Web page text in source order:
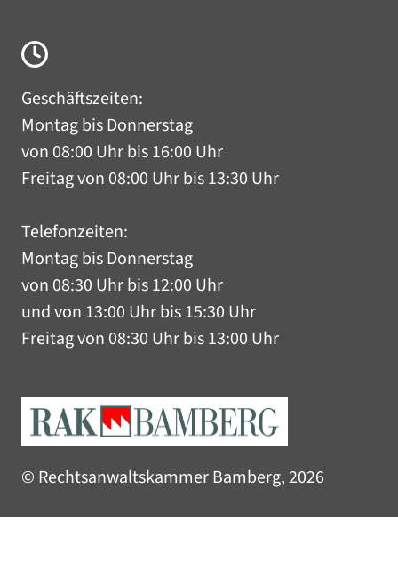
Geschäftszeiten:
Montag bis Donnerstag
von 08:00 Uhr bis 16:00 Uhr
Freitag von 08:00 Uhr bis 13:30 Uhr
Telefonzeiten:
Montag bis Donnerstag
von 08:30 Uhr bis 12:00 Uhr
und von 13:00 Uhr bis 15:30 Uhr
Freitag von 08:30 Uhr bis 13:00 Uhr
© Rechtsanwaltskammer Bamberg, 2026